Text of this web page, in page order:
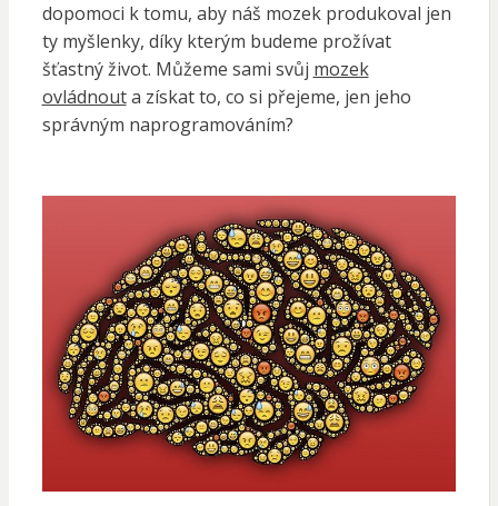
dopomoci k tomu, aby náš mozek produkoval jen
ty myšlenky, díky kterým budeme prožívat
šťastný život. Můžeme sami svůj mozek
ovládnouta získat to, co si přejeme, jen jeho
správným naprogramováním?